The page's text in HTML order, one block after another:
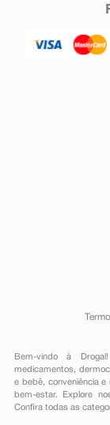
Bem-vindo à
medicamentos ,
e bebê, conveniênciae
bem-estar. Explore
Confira todas as